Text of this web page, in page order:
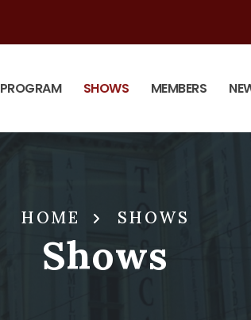
PROGRAM SHOWS MEMBERS
HOME SHOWS
Shows